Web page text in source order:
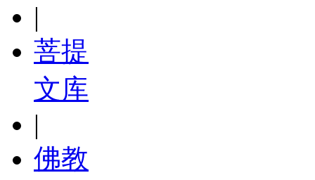
|
菩提
文库
|
佛教